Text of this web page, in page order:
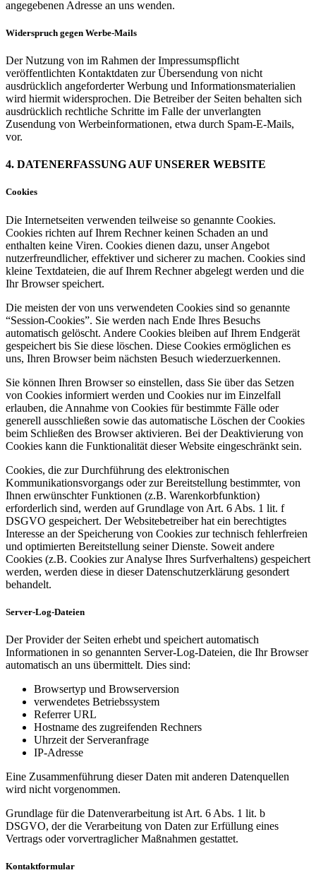
angegebenen Adresse an uns wenden.
Widerspruch gegen Werbe-Mails
Der Nutzung von im Rahmen der Impressumspflicht
veröffentlichten Kontaktdaten zur Übersendung von nicht
ausdrücklich angeforderter Werbung und Informationsmaterialien
wird hiermit widersprochen. Die Betreiber der Seiten behalten sich
ausdrücklich rechtliche Schritte im Falle der unverlangten
Zusendung von Werbeinformationen, etwa durch Spam-E-Mails,
vor.
4. DATENERFASSUNG AUF UNSERER WEBSITE
Cookies
Die Internetseiten verwenden teilweise so genannte Cookies.
Cookies richten auf Ihrem Rechner keinen Schaden an und
enthalten keine Viren. Cookies dienen dazu, unser Angebot
nutzerfreundlicher, effektiver und sicherer zu machen. Cookies sind
kleine Textdateien, die auf Ihrem Rechner abgelegt werden und die
Ihr Browser speichert.
Die meisten der von uns verwendeten Cookies sind so genannte
“Session-Cookies”. Sie werden nach Ende Ihres Besuchs
automatisch gelöscht. Andere Cookies bleiben auf Ihrem Endgerät
gespeichert bis Sie diese löschen. Diese Cookies ermöglichen es
uns, Ihren Browser beim nächsten Besuch wiederzuerkennen.
Sie können Ihren Browser so einstellen, dass Sie über das Setzen
von Cookies informiert werden und Cookies nur im Einzelfall
erlauben, die Annahme von Cookies für bestimmte Fälle oder
generell ausschließen sowie das automatische Löschen der Cookies
beim Schließen des Browser aktivieren. Bei der Deaktivierung von
Cookies kann die Funktionalität dieser Website eingeschränkt sein.
Cookies, die zur Durchführung des elektronischen
Kommunikationsvorgangs oder zur Bereitstellung bestimmter, von
Ihnen erwünschter Funktionen (z.B. Warenkorbfunktion)
erforderlich sind, werden auf Grundlage von Art. 6 Abs. 1 lit. f
DSGVO gespeichert. Der Websitebetreiber hat ein berechtigtes
Interesse an der Speicherung von Cookies zur technisch fehlerfreien
und optimierten Bereitstellung seiner Dienste. Soweit andere
Cookies (z.B. Cookies zur Analyse Ihres Surfverhaltens) gespeichert
werden, werden diese in dieser Datenschutzerklärung gesondert
behandelt.
Server-Log-Dateien
Der Provider der Seiten erhebt und speichert automatisch
Informationen in so genannten Server-Log-Dateien, die Ihr Browser
automatisch an uns übermittelt. Dies sind:
Browsertyp und Browserversion
verwendetes Betriebssystem
Referrer URL
Hostname des zugreifenden Rechners
Uhrzeit der Serveranfrage
IP-Adresse
Eine Zusammenführung dieser Daten mit anderen Datenquellen
wird nicht vorgenommen.
Grundlage für die Datenverarbeitung ist Art. 6 Abs. 1 lit. b
DSGVO, der die Verarbeitung von Daten zur Erfüllung eines
Vertrags oder vorvertraglicher Maßnahmen gestattet.
Kontaktformular